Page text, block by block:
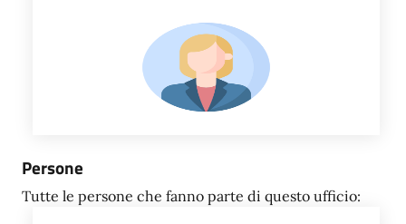
Persone
Tutte le persone che fanno parte di questo ufficio: